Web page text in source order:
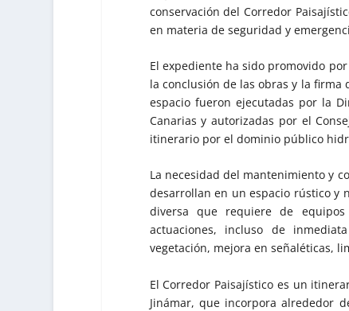
conservación del Corredor
en materia de seguridad y
El expediente ha sido promovido
la conclusión de las obras y la firma
espacio fueron ejecutadas por la
Canarias y autorizadas por el
itinerario por el dominio público
La necesidad del mantenimiento y
desarrollan en un espacio rústico y
diversa que requiere de
actuaciones, incluso de
vegetación, mejora en señaléticas,
El Corredor Paisajístico es un
Jinámar, que incorpora alrededor